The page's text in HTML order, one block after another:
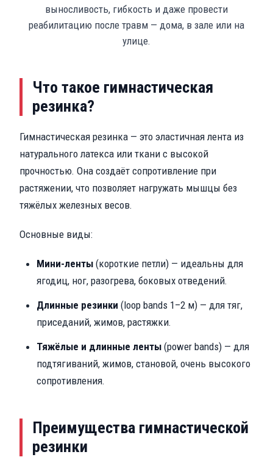
выносливость, гибкость и даже провести
реабилитацию после травм — дома, в зале или на
улице.
Что такое гимнастическая
резинка?
Гимнастическая резинка — это эластичная лента из
натурального латекса или ткани с высокой
прочностью. Она создаёт сопротивление при
растяжении, что позволяет нагружать мышцы без
тяжёлых железных весов.
Основные виды:
Мини-ленты (короткие петли) — идеальны для
ягодиц, ног, разогрева, боковых отведений.
Длинные резинки (loop bands 1–2 м) — для тяг,
приседаний, жимов, растяжки.
Тяжёлые и длинные ленты (power bands) — для
подтягиваний, жимов, становой, очень высокого
сопротивления.
Преимущества гимнастической
резинки